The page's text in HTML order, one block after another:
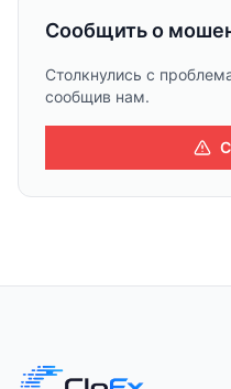
Сообщить о
Столкнулись с
сообщив нам.